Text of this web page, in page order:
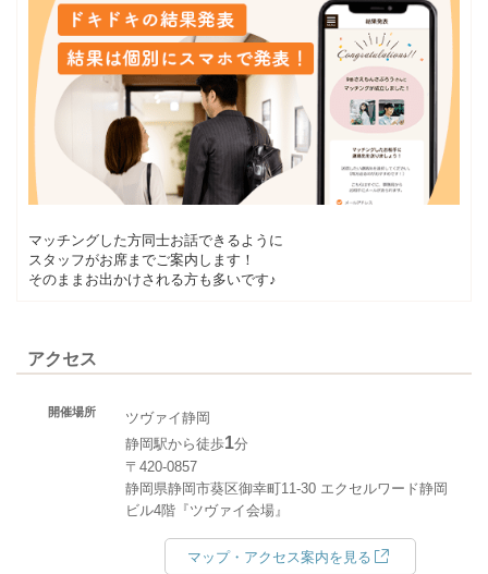
マッチングした方同士お話できるように
スタッフがお席までご案内します！
そのままお出かけされる方も多いです♪
アクセス
開催場所
ツヴァイ静岡
静岡駅から徒歩1分
〒420-0857
静岡県静岡市葵区御幸町11-30 エクセルワード静岡
ビル4階『ツヴァイ会場』
マップ・アクセス案内を見る